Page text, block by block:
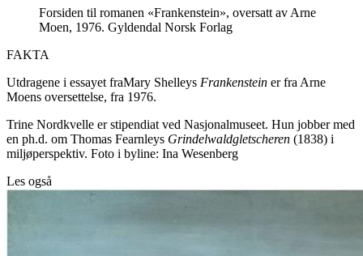
Forsiden til romanen «Frankenstein», oversatt av Arne
Moen, 1976. Gyldendal Norsk Forlag
FAKTA
Utdragene i essayet fraMary Shelleys Frankenstein er fra Arne
Moens oversettelse, fra 1976.
Trine Nordkvelle er stipendiat ved Nasjonalmuseet. Hun jobber med
en ph.d. om Thomas Fearnleys Grindelwaldgletscheren (1838) i
miljøperspektiv. Foto i byline: Ina Wesenberg
Les også